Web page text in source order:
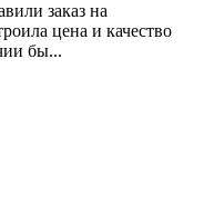
заказ на
цена и качество
бы...